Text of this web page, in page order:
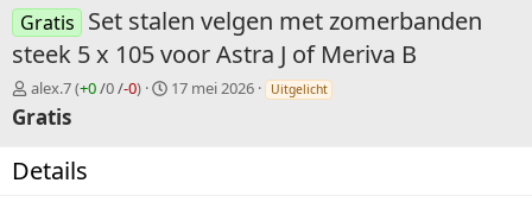
Gratis Set stalen velgen met zomerbanden
steek 5 x 105 voor Astra J of Meriva B
V
e
r
o
alex.7(+0/0/-0)
C17 mei 2026 Uitgelicht
Gratis
Details